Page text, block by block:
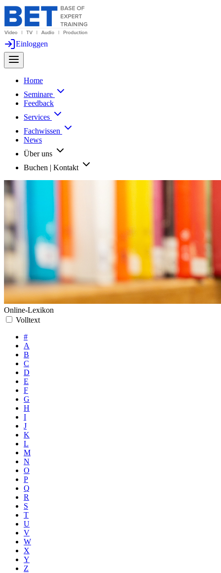
Einloggen
Home
Seminare
Feedback
Services
Fachwissen
News
Über uns
Buchen | Kontakt
Online-Lexikon
Volltext
#
A
B
C
D
E
F
G
H
I
J
K
L
M
N
O
P
Q
R
S
T
U
V
W
X
Y
Z